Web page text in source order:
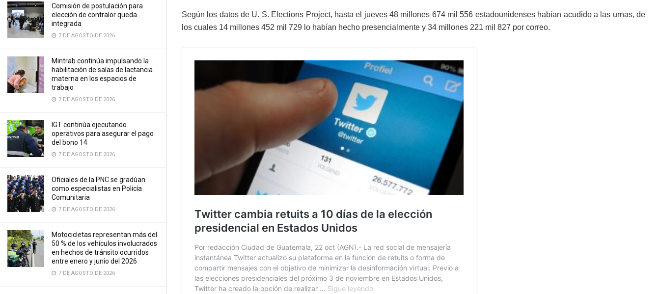
Comisión de postulación para
elección de contralor queda
integrada
7 DE AGOSTO DE 2026
Mintrab continúa impulsando la
habilitación de salas de lactancia
materna en los espacios de
trabajo
7 DE AGOSTO DE 2026
IGT continúa ejecutando
operativos para asegurar el pago
del bono 14
7 DE AGOSTO DE 2026
Oficiales de la PNC se gradúan
como especialistas en Policía
Comunitaria
7 DE AGOSTO DE 2026
Motocicletas representan más del
50 % de los vehículos involucrados
en hechos de tránsito ocurridos
entre enero y junio del 2026
7 DE AGOSTO DE 2026
Según los datos de U. S. Elections Project, hasta el jueves 48 millones 674 mil 556 estadounidenses habían acudido a las urnas, de
los cuales 14 millones 452 mil 729 lo habían hecho presencialmente y 34 millones 221 mil 827 por correo.